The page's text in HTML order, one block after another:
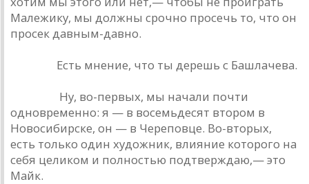
Малежику, мы должны срочно просечь то, что он
просек давным-давно.
Есть мнение, что ты дерешь с Башлачева.
Ну, во-первых, мы начали почти
одновременно: я — в восемьдесят втором в
Новосибирске, он — в Череповце. Во-вторых,
есть только один художник, влияние которого на
себя целиком и полностью подтверждаю,— это
Майк.